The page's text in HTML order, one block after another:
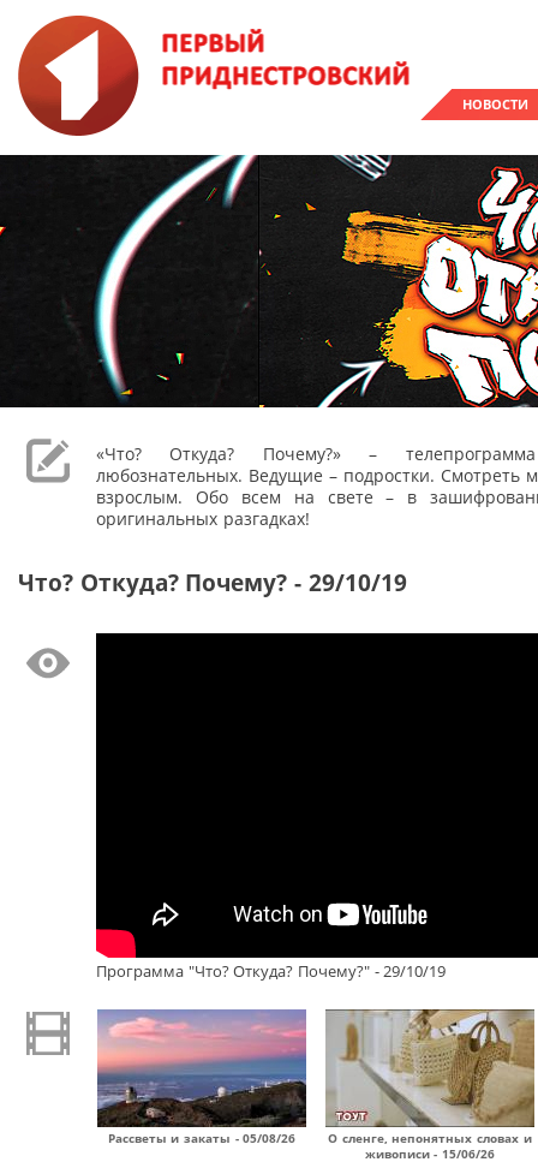
НОВОСТИ
«Что? Откуда? Почему?» –
любознательных. Ведущие – подростки. Смотреть
взрослым. Обо всем на свете – в
оригинальных разгадках!
Что? Откуда? Почему? - 29/10/19
Программа "Что? Откуда? Почему?" - 29/10/19
Рассветы и закаты - 05/08/26
О сленге, непонятных словах и
живописи - 15/06/26